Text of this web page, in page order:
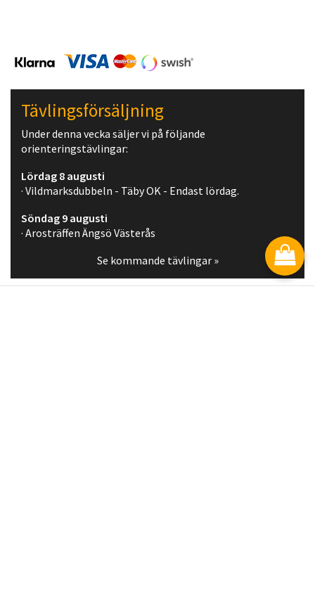
Tävlingsförsäljning
Under denna vecka säljer vi på följande
orienteringstävlingar:
Lördag 8 augusti
· Vildmarksdubbeln - Täby OK - Endast lördag.
Söndag 9 augusti
· Arosträffen Ängsö Västerås
Se kommande tävlingar »